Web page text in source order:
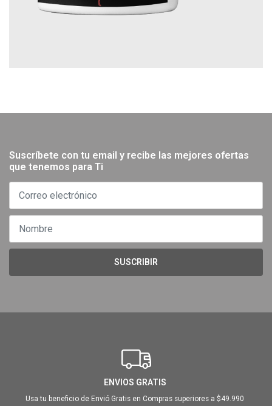
Suscríbete con tu email y recibe las mejores ofertas
que tenemos para Ti
SUSCRIBIR
ENVIOS GRATIS
Usa tu beneficio de Envió Gratis en Compras superiores a $49.990